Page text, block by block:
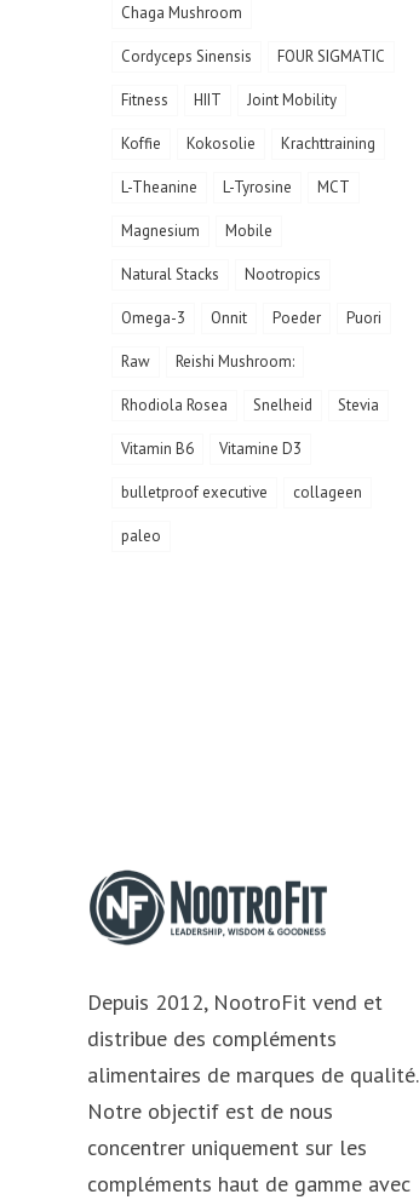
Chaga Mushroom
Cordyceps Sinensis FOUR SIGMATIC
Fitness HIIT Joint Mobility
Koffie Kokosolie Krachttraining
L-Theanine L-Tyrosine MCT
Magnesium Mobile
Natural Stacks Nootropics
Omega-3 Onnit Poeder Puori
Raw Reishi Mushroom:
Rhodiola Rosea Snelheid Stevia
Vitamin B6 Vitamine D3
bulletproof executive collageen
paleo
Depuis 2012, NootroFit vend et
distribue des compléments
alimentaires de marques de qualité.
Notre objectif est de nous
concentrer uniquement sur les
compléments haut de gamme avec